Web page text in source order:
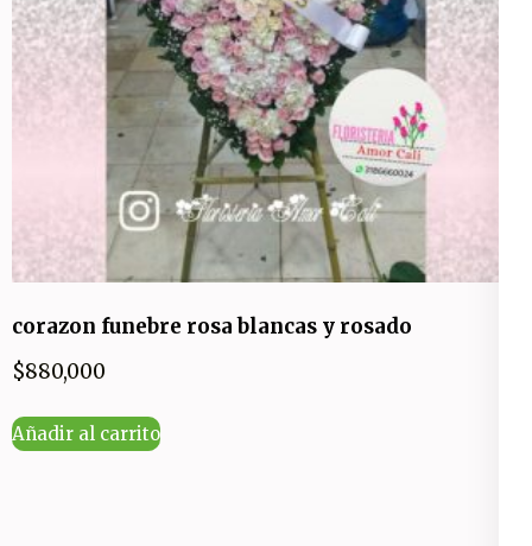
corazon funebre rosa blancas y rosado
$880,000
Añadir al carrito